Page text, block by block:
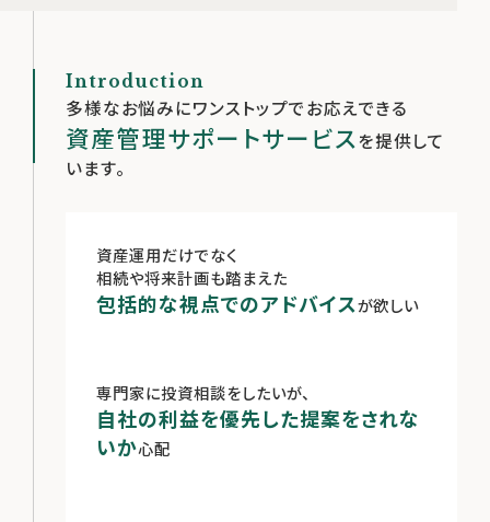
Introduction
多様なお悩みにワンストップでお応えできる
資産管理サポートサービスを提供して
います。
資産運用だけでなく
相続や将来計画も踏まえた
包括的な視点でのアドバイスが欲しい
専門家に投資相談をしたいが、
自社の利益を優先した提案をされな
いか心配